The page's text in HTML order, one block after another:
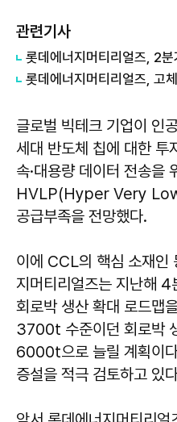
관련기사
롯데에너지머티리얼즈, 2
롯데에너지머티리얼즈, 고
글로벌 빅테크 기업이 인
세대 반도체 칩에 대한 투
속·대용량 데이터 전송을
HVLP(Hyper Very
공급부족을 전망했다.
이에 CCL의 핵심 소재인
지머티리얼즈는 지난해
회로박 생산 확대 로드맵
3700t 수준이던 회로박
6000t으로 늘릴 계획이
증설을 적극 검토하고 있